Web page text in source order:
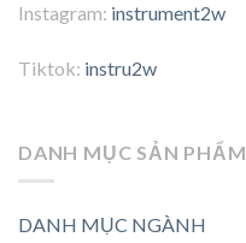
Instagram: instrument2w
Tiktok: instru2w
DANH MỤC SẢN PHẨM
DANH MỤC NGÀNH